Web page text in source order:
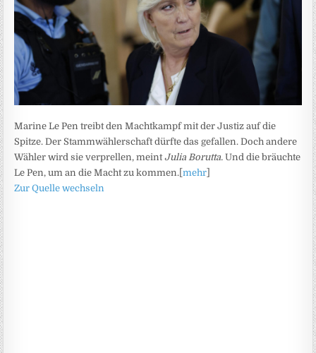
Marine Le Pen treibt den Machtkampf mit der Justiz auf die
Spitze. Der Stammwählerschaft dürfte das gefallen. Doch andere
Wähler wird sie verprellen, meintJulia Borutta. Und die bräuchte
Le Pen, um an die Macht zu kommen.[mehr
Zur Quelle wechseln